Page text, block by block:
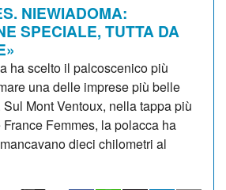
NIEWIADOMA:
SPECIALE, TUTTA DA
ha scelto il palcoscenico più
una delle imprese più belle
Mont Ventoux, nella tappa più
Femmes, la polacca ha
dieci chilometri al